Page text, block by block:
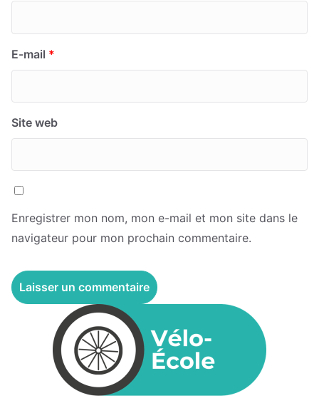
E-mail *
Site web
Enregistrer mon nom, mon e-mail et mon site dans le
navigateur pour mon prochain commentaire.